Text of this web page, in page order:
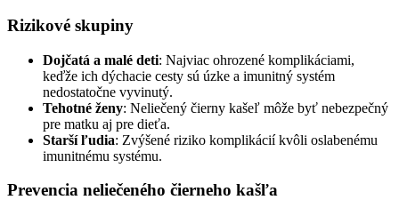
Rizikové skupiny
Dojčatá a malé deti: Najviac ohrozené komplikáciami,
keďže ich dýchacie cesty sú úzke a imunitný systém
nedostatočne vyvinutý.
Tehotné ženy: Neliečený čierny kašeľ môže byť nebezpečný
pre matku aj pre dieťa.
Starší ľudia: Zvýšené riziko komplikácií kvôli oslabenému
imunitnému systému.
Prevencia neliečeného čierneho kašľa